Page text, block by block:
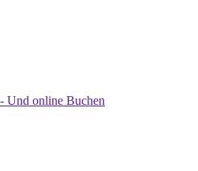
Und online Buchen